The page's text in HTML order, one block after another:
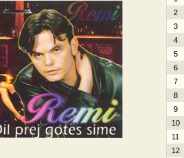
2
3
4
5
6
7
8
9
10
11
12